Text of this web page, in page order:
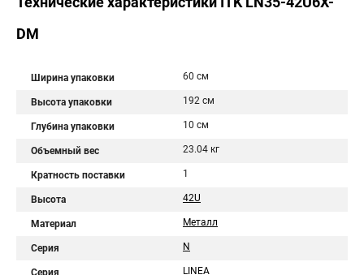
DM
Ширина упаковки 60 см
Высота упаковки 192 см
Глубина упаковки 10 см
Объемный вес 23.04 кг
Кратность поставки 1
Высота 42U
Материал Металл
Серия N
Серия LINEA